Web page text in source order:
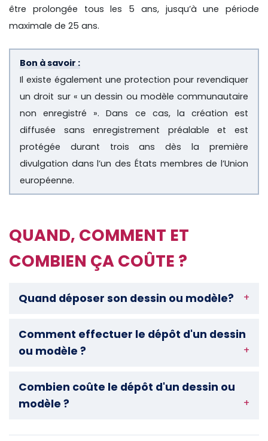
être prolongée tous les 5 ans, jusqu’à une période
maximale de 25 ans.
Bon à savoir :
Il existe également une protection pour revendiquer
un droit sur « un dessin ou modèle communautaire
non enregistré ». Dans ce cas, la création est
diffusée sans enregistrement préalable et est
protégée durant trois ans dès la première
divulgation dans l’un des États membres de l’Union
européenne.
QUAND, COMMENT ET
COMBIEN ÇA COÛTE ?
Quand déposer son dessin ou modèle?
Comment effectuer le dépôt d'un dessin
ou modèle ?
Combien coûte le dépôt d'un dessin ou
modèle ?